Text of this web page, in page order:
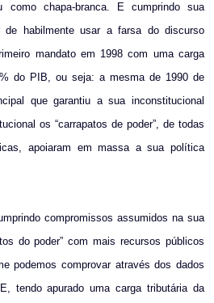
como chapa-branca. E cumprindo sua
de habilmente usar a farsa do discurso
mandato em 1998 com uma carga
do PIB, ou seja: a mesma de 1990 de
que garantiu a sua inconstitucional
os “carrapatos de poder”, de todas
apoiaram em massa a sua política
compromissos assumidos na sua
do poder” com mais recursos públicos
podemos comprovar através dos dados
tendo apurado uma carga tributária da